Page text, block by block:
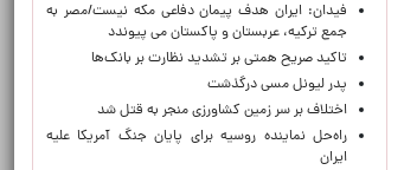
فیدان: ایران هدف پیمان دفاعی مکه نیست/مصر به
جمع ترکیه، عربستان و پاکستان می پیوندد
تاکید صریح همتی بر تشدید نظارت بر بانک‌ها
پدر لیونل مسی درگذشت
اختلاف بر سر زمین کشاورزی منجر به قتل شد
راه‌حل نماینده روسیه برای پایان جنگ آمریکا علیه
ایران